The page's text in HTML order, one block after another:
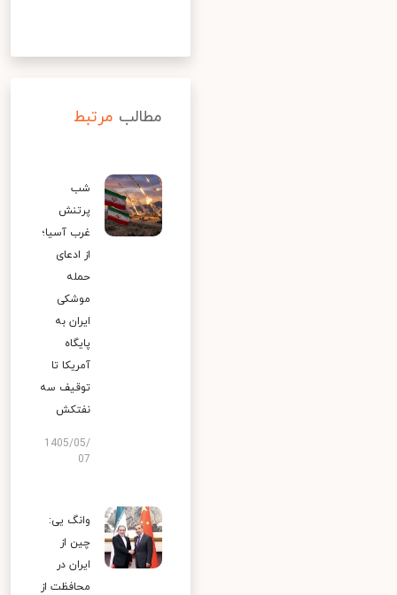
مطالب مرتبط
شب
پرتنش
غرب آسیا؛
از ادعای
حمله
موشکی
ایران به
پایگاه
آمریکا تا
توقیف سه
نفتکش
1405/05/
07
وانگ یی:
چین از
ایران در
محافظت از